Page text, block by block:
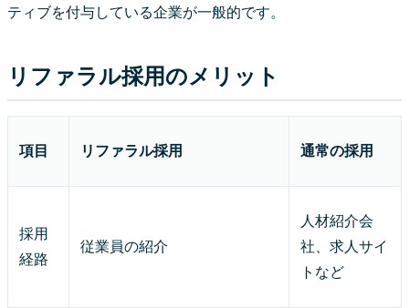
ティブを付与している企業が一般的です。
リファラル採用のメリット
項目 リファラル採用 通常の採用
採用
経路
従業員の紹介
人材紹介会
社、求人サイ
トなど